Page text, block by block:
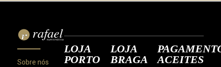
Sobre nós
LOJA
PORTO
LOJA
BRAGA
ACEITES